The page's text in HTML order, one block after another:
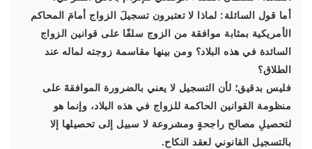
أما قول السائلة: لماذا لا تعتبرون تسجيلَ الزواج أمامَ المحاكم
الأمريكية بمثابة موافقة من الزوج سلفًا على قوانين الزواج
السائدة في هذه البلاد؟ ومن بينها مقاسمة زوجته لماله عند
الطلاق؟
فليس بدقيق؛ لأن التسجيل لا يعني بالضرورة الموافقةَ على
منظومة القوانين الحاكمة للزواج في هذه البلاد، وإنما هو
لتحصيلِ مصالح راجحةٍ ومشروعة لا سبيل إلى تحصيلها إلا
بالتسجيل القانوني لعقد النكاح.